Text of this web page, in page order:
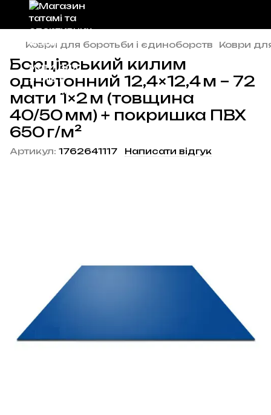
Коври для боротьби і єдиноборств Коври
Борцівський килим
однотонний 12,4×12,4 м – 72
мати 1×2 м (товщина
40/50 мм) + покришка ПВХ
650 г/м²
Артикул: 1762641117 Написати відгук